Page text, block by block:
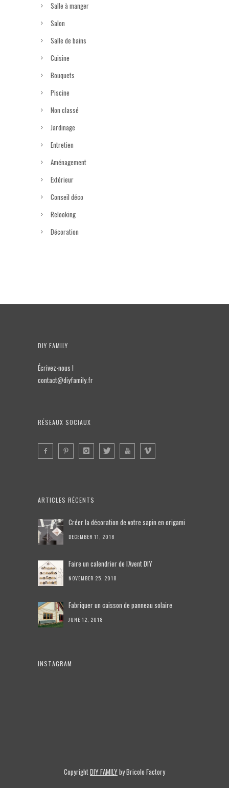
Salle à manger
Salon
Salle de bains
Cuisine
Bouquets
Piscine
Non classé
Jardinage
Entretien
Aménagement
Extérieur
Conseil déco
Relooking
Décoration
DIY FAMILY
Écrivez-nous !
contact@diyfamily.fr
RÉSEAUX SOCIAUX
ARTICLES RÉCENTS
Créer la décoration de votre sapin en origami
DECEMBER 11, 2018
Faire un calendrier de l'Avent DIY
NOVEMBER 25, 2018
Fabriquer un caisson de panneau solaire
JUNE 12, 2018
INSTAGRAM
CopyrightDIY FAMILYby Bricolo Factory